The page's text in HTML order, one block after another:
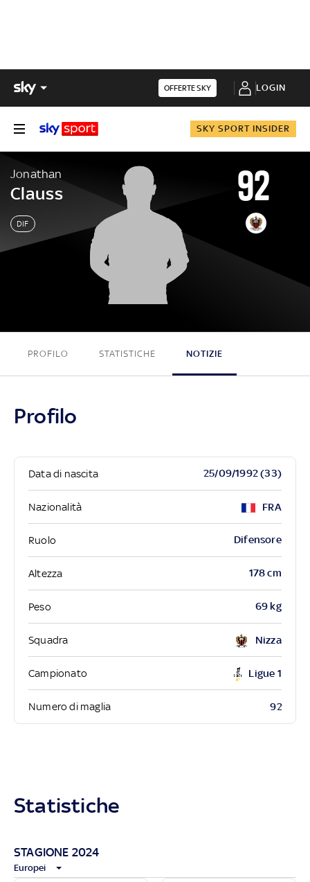
OFFERTE SKY LOGIN
SKY SPORT INSIDER
Jonathan
Clauss
DIF
92
Jonathan
PROFILO STATISTICHE NOTIZIE
Profilo
Data di nascita 25/09/1992 (33)
Nazionalità FRA
Ruolo Difensore
Altezza 178 cm
Peso 69 kg
Squadra Nizza
Campionato Ligue 1
Numero di maglia 92
Statistiche
STAGIONE 2024
Europei